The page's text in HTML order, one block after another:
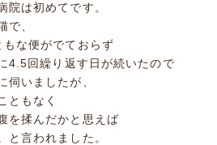
院は初めてです。
で、
な便がでておらず
4.5回繰り返す日が続いたので
伺いましたが、
ともなく
を揉んだかと思えば
と言われました。